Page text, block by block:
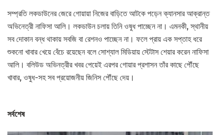
সম্প্রতি লকডাউনের জেরে গোয়ায়া নিজের বাড়িতে আটকে পড়েন ক্যানসার আক্রান্ত
অভিনেত্রী নাফিসা আলি। লকডাউন চলায় তিনি ওষুধ পাচ্ছেন না। এমনকী, স্থানীয়
সব দোকান বন্ধ থাকায় সবজি বা রেশনও পাচ্ছেন না। ফলে প্রায় এক সপ্তাহ ধরে
শুকনো খাবার খেয়ে বেঁচে রয়েছেন বলে সোশ্যাল মিডিয়ায় স্টেটাস শেয়ার করেন নাফিসা
আলি। বলিউড অভিনত্রীর খবর পেয়েই এরপর গোয়ার প্রশাসন তাঁর কাছে পৌঁছে
খাবার, ওষুধ-সহ সব প্রয়োজনীয় জিনিস পৌঁছে দেয়।
সর্বশেষ